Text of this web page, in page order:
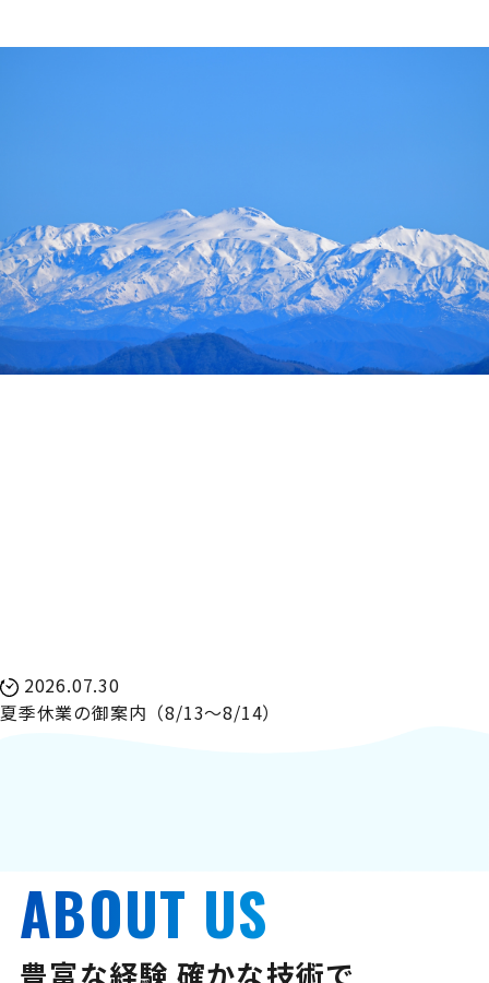
2026.07.30
夏季休業の御案内（8/13～8/14）
ABOUT US
豊富な経験 確かな技術で